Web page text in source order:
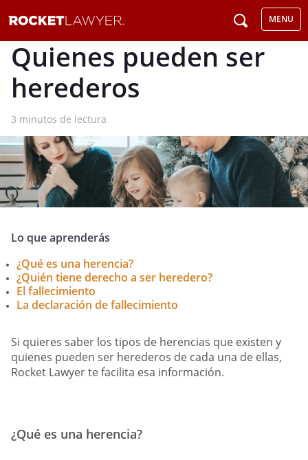
MENU
Quienes pueden ser
herederos
3 minutos de lectura
Lo que aprenderás
¿Qué es una herencia?
¿Quién tiene derecho a ser heredero?
El fallecimiento
La declaración de fallecimiento
Si quieres saber los tipos de herencias que existen y
quienes pueden ser herederos de cada una de ellas,
Rocket Lawyer te facilita esa información.
¿Qué es una herencia?